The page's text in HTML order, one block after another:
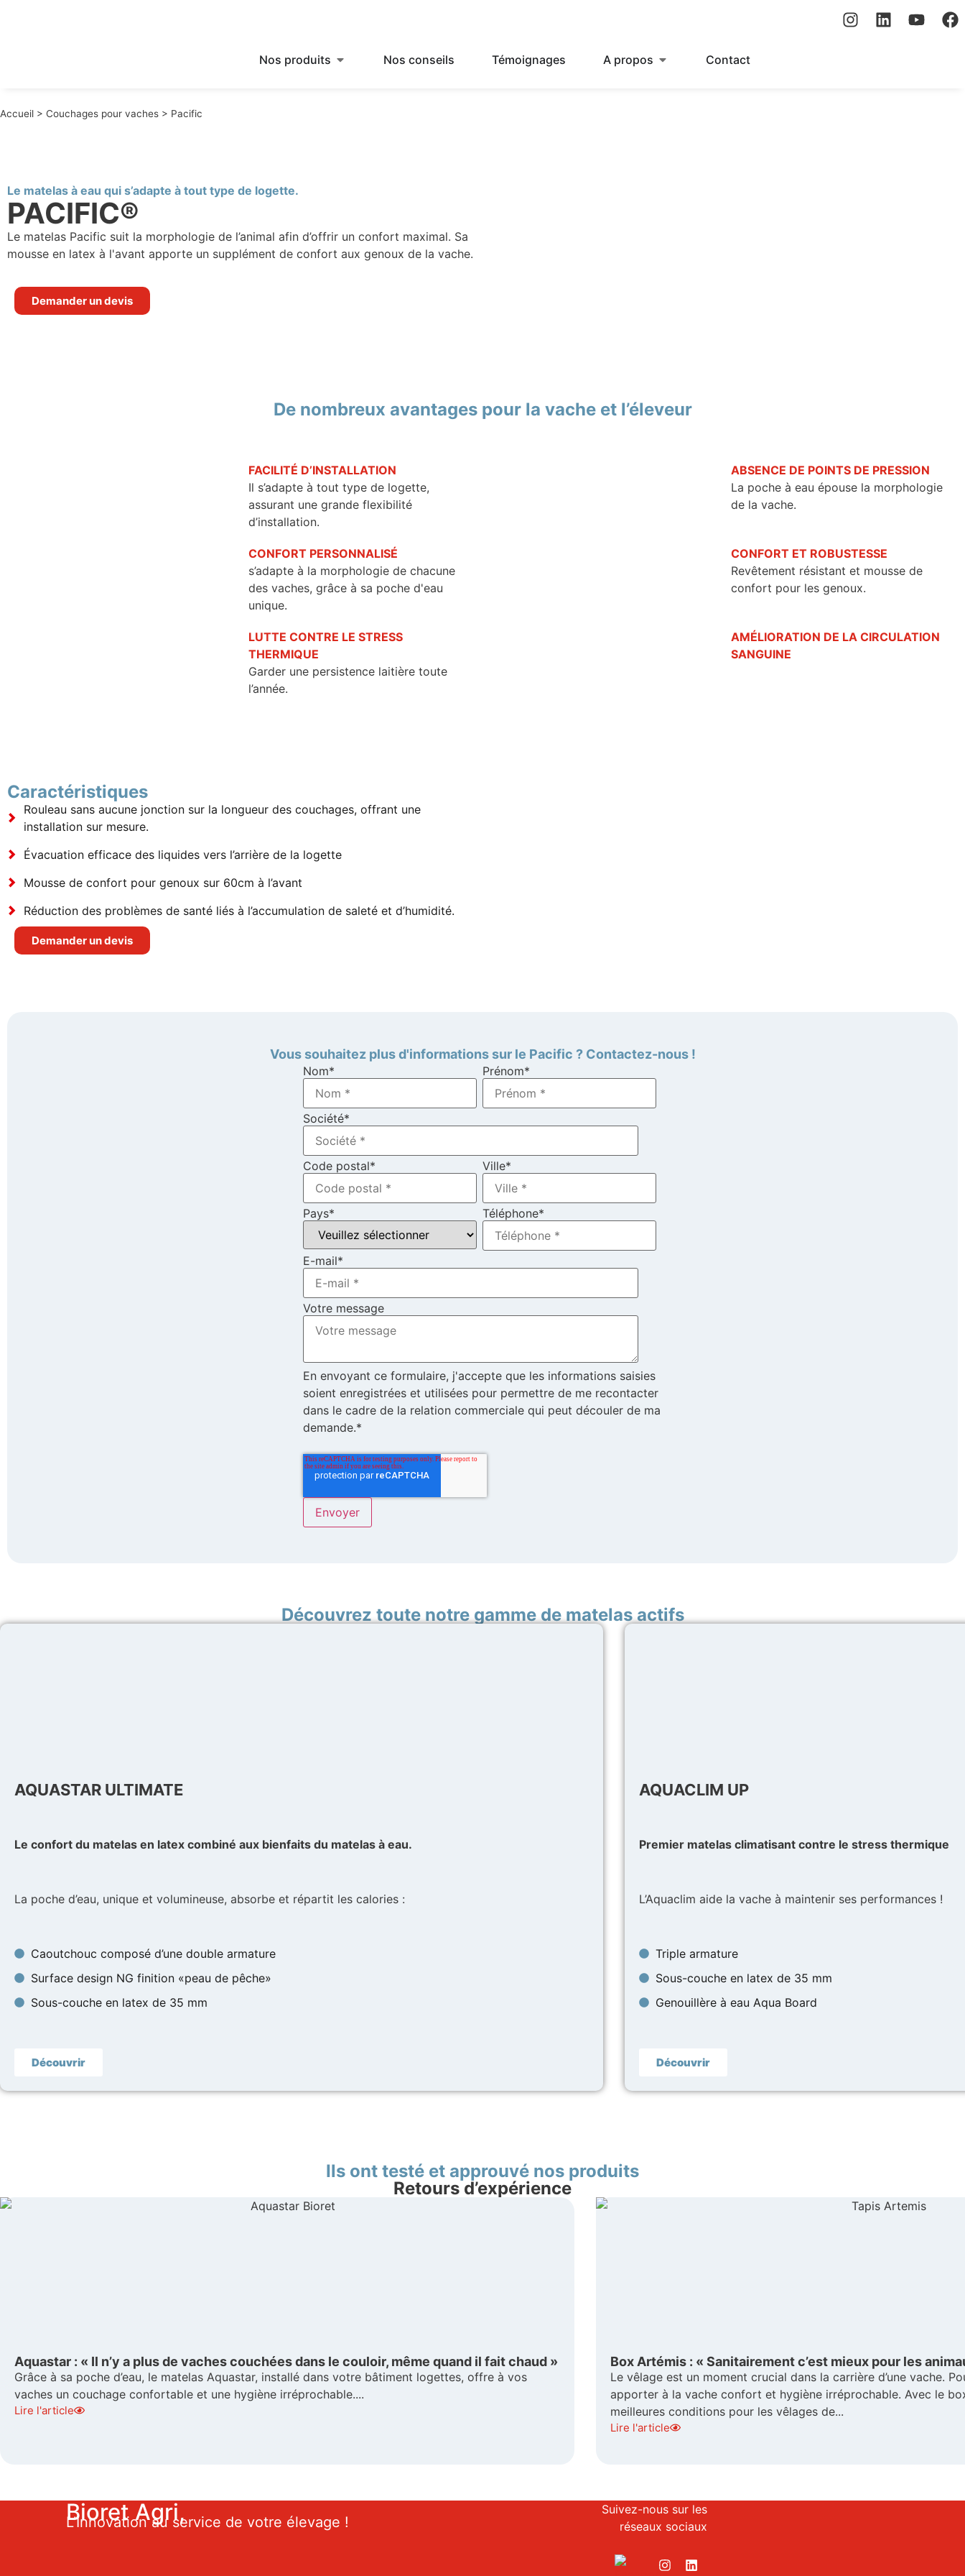
Nos produits Nos conseils Témoignages A propos Contact
Accueil > Couchages pour vaches > Pacific
Le matelas à eau qui s’adapte à tout type de logette.
PACIFIC®
Le matelas Pacific suit la morphologie de l’animal afin d’offrir un confort maximal. Sa
mousse en latex à l'avant apporte un supplément de confort aux genoux de la vache.
Demander un devis
De nombreux avantages pour la vache et l’éleveur
FACILITÉ D’INSTALLATION
Il s’adapte à tout type de logette,
assurant une grande flexibilité
d’installation.
ABSENCE DE POINTS DE PRESSION
La poche à eau épouse la morphologie
de la vache.
CONFORT PERSONNALISÉ
s’adapte à la morphologie de chacune
des vaches, grâce à sa poche d'eau
unique.
CONFORT ET ROBUSTESSE
Revêtement résistant et mousse de
confort pour les genoux.
LUTTE CONTRE LE STRESS
THERMIQUE
Garder une persistence laitière toute
l’année.
AMÉLIORATION DE LA CIRCULATION
SANGUINE
Caractéristiques
Rouleau sans aucune jonction sur la longueur des couchages, offrant une
installation sur mesure.
Évacuation efficace des liquides vers l’arrière de la logette
Mousse de confort pour genoux sur 60cm à l’avant
Réduction des problèmes de santé liés à l’accumulation de saleté et d’humidité.
Demander un devis
Vous souhaitez plus d'informations sur le Pacific ? Contactez-nous !
Nom* Prénom*
Société*
Code postal* Ville*
Pays* Téléphone*
E-mail*
Votre message
En envoyant ce formulaire, j'accepte que les informations saisies
soient enregistrées et utilisées pour permettre de me recontacter
dans le cadre de la relation commerciale qui peut découler de ma
demande.*
Découvrez toute notre gamme de matelas actifs
AQUASTAR ULTIMATE
Le confort du matelas en latex combiné aux bienfaits du matelas à eau.
La poche d’eau, unique et volumineuse, absorbe et répartit les calories :
Caoutchouc composé d’une double armature
Surface design NG finition «peau de pêche»
Sous-couche en latex de 35 mm
Découvrir
AQUACLIM UP
Premier matelas climatisant contre le stress thermique
L’Aquaclim aide la vache à maintenir ses performances !
Triple armature
Sous-couche en latex de 35 mm
Genouillère à eau Aqua Board
Découvrir
Ils ont testé et approuvé nos produits
Retours d’expérience
Aquastar : « Il n’y a plus de vaches couchées dans le couloir, même quand il fait chaud »
Grâce à sa poche d’eau, le matelas Aquastar, installé dans votre bâtiment logettes, offre à vos
vaches un couchage confortable et une hygiène irréprochable....
Lire l'article
Box Artémis : « Sanitairement c’est mieux pour les
Le vêlage est un moment crucial dans la carrière d’une vache.
apporter à la vache confort et hygiène irréprochable. Avec le
meilleures conditions pour les vêlages de...
Lire l'article
Bioret Agri,
L’Innovation au service de votre élevage !
Suivez-nous sur les
réseaux sociaux